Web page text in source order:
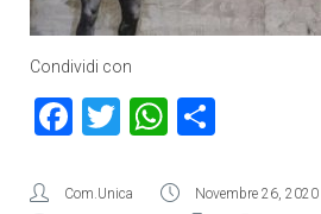
Condividi con
Facebook
TwitterWhatsApp
Com.Unica Novembre 26, 2020